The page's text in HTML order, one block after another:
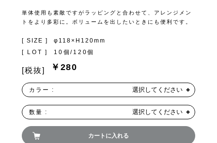
単体使用も素敵ですがラッピングと合わせて、アレンジメン
トをより多彩に。ボリュームを出したいときにも便利です。
[ SIZE ]
φ118×H120mm
[ LOT ]
10個/120個
￥280
[税抜]
カラー : 選択してください
数量 : 選択してください
カートに入れる